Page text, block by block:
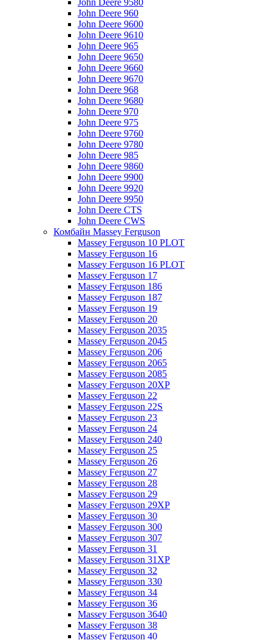
John Deere 9580
John Deere 960
John Deere 9600
John Deere 9610
John Deere 965
John Deere 9650
John Deere 9660
John Deere 9670
John Deere 968
John Deere 9680
John Deere 970
John Deere 975
John Deere 9760
John Deere 9780
John Deere 985
John Deere 9860
John Deere 9900
John Deere 9920
John Deere 9950
John Deere CTS
John Deere CWS
Комбайн Massey Ferguson
Massey Ferguson 10 PLOT
Massey Ferguson 16
Massey Ferguson 16 PLOT
Massey Ferguson 17
Massey Ferguson 186
Massey Ferguson 187
Massey Ferguson 19
Massey Ferguson 20
Massey Ferguson 2035
Massey Ferguson 2045
Massey Ferguson 206
Massey Ferguson 2065
Massey Ferguson 2085
Massey Ferguson 20XP
Massey Ferguson 22
Massey Ferguson 22S
Massey Ferguson 23
Massey Ferguson 24
Massey Ferguson 240
Massey Ferguson 25
Massey Ferguson 26
Massey Ferguson 27
Massey Ferguson 28
Massey Ferguson 29
Massey Ferguson 29XP
Massey Ferguson 30
Massey Ferguson 300
Massey Ferguson 307
Massey Ferguson 31
Massey Ferguson 31XP
Massey Ferguson 32
Massey Ferguson 330
Massey Ferguson 34
Massey Ferguson 36
Massey Ferguson 3640
Massey Ferguson 38
Massey Ferguson 40